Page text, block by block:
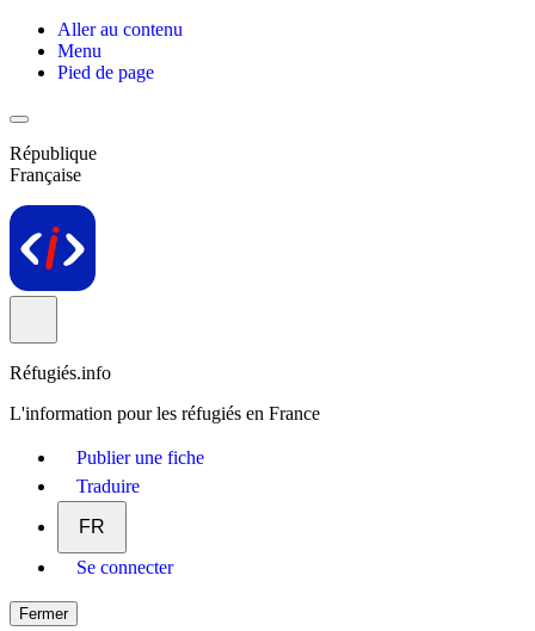
Aller au contenu
Menu
Pied de page
République
Française
Réfugiés.info
L'information pour les réfugiés en France
Publier une fiche
Traduire
FR
Se connecter
Fermer